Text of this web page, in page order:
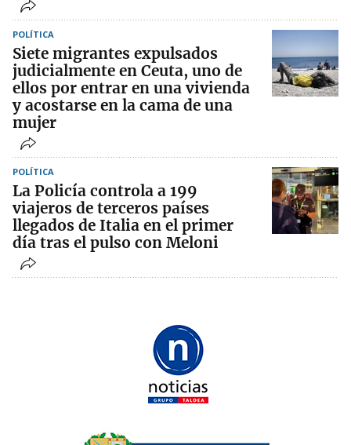
POLÍTICA
Siete migrantes expulsados
judicialmente en Ceuta, uno de
ellos por entrar en una vivienda
y acostarse en la cama de una
mujer
POLÍTICA
La Policía controla a 199
viajeros de terceros países
llegados de Italia en el primer
día tras el pulso con Meloni